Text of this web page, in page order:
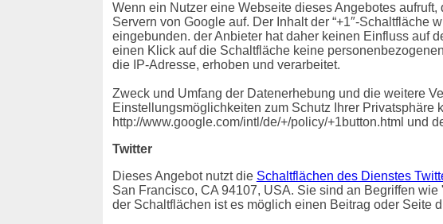
Wenn ein Nutzer eine Webseite dieses Angebotes
Servern von Google auf. Der Inhalt der “+1″-
eingebunden. der Anbieter hat daher keinen Einfluss auf
einen Klick auf die Schaltfläche keine
die IP-Adresse, erhoben und verarbeitet.
Zweck und Umfang der Datenerhebung und die weitere
Einstellungsmöglichkeiten zum Schutz Ihrer Privatsphäre
http://www.google.com/intl/de/+/policy/+1button.html und
Twitter
Dieses Angebot nutzt die Schaltflächen des Dienstes
San Francisco, CA 94107, USA. Sie sind an Begriffen
der Schaltflächen ist es möglich einen Beitrag oder Seite